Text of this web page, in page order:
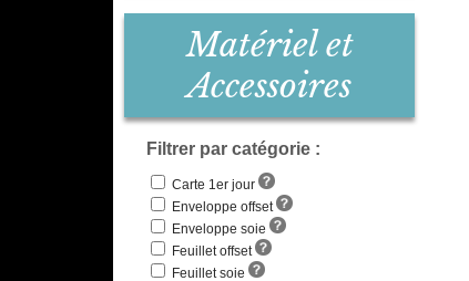
Matériel et
Accessoires
Filtrer par catégorie :
Carte 1er jour
Enveloppe offset
Enveloppe soie
Feuillet offset
Feuillet soie